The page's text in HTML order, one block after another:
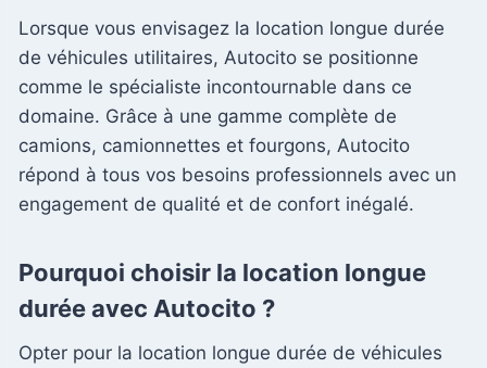
Lorsque vous envisagez la location longue durée
de véhicules utilitaires, Autocito se positionne
comme le spécialiste incontournable dans ce
domaine. Grâce à une gamme complète de
camions, camionnettes et fourgons, Autocito
répond à tous vos besoins professionnels avec un
engagement de qualité et de confort inégalé.
Pourquoi choisir la location longue
durée avec Autocito ?
Opter pour la location longue durée de véhicules